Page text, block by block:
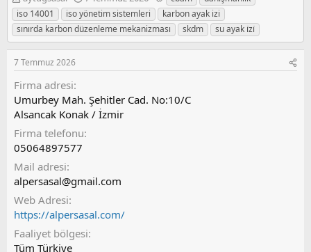
o
n
u
y
u
b
a
ş
l
a
t
a
a
ş
l
a
g
t
a
r
t
i
k
e
l
r
iso 14001
iso yönetim sistemleri
karbon ayak izi
sınırda karbon düzenleme mekanizması
skdm su ayak i̇zi̇
7 Temmuz 2026
Firma adresi
Umurbey Mah. Şehitler Cad. No:10/C
Alsancak Konak / İzmir
Firma telefonu
05064897577
Mail adresi
alpersasal@gmail.com
Web Adresi
https://alpersasal.com/
Faaliyet bölgesi
Tüm Türkiye